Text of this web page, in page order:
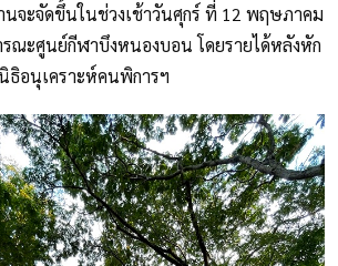
นจะจัดขึ้นในช่วงเช้าวันศุกร์ ที่ 12 พฤษภาคม
ณะศูนย์กีฬาบึงหนองบอน โดยรายได้หลังหัก
ธิอนุเคราะห์คนพิการฯ